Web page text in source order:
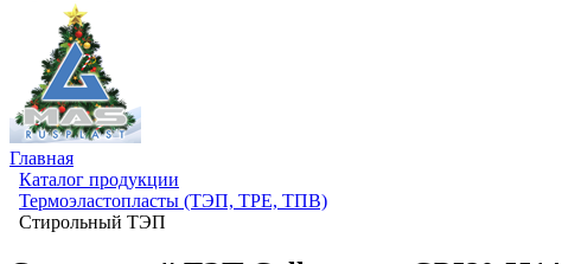
Главная
Каталог продукции
Термоэластопласты (ТЭП, TPE, ТПВ)
Стирольный ТЭП